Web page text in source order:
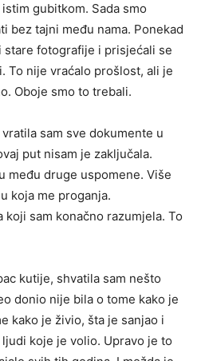
gubitkom. Sada smo
bez tajni među nama. Ponekad
stare fotografije i prisjećali se
To nije vraćalo prošlost, ali je
Oboje smo to trebali.
sam sve dokumente u
put nisam je zaključala.
među druge uspomene. Više
koja me proganja.
sam konačno razumjela. To
kutije, shvatila sam nešto
donio nije bila o tome kako je
kako je živio, šta je sanjao i
koje je volio. Upravo je to